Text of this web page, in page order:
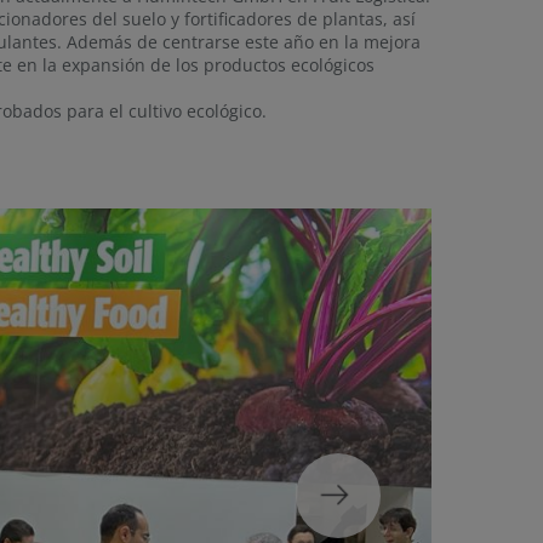
del suelo y fortificadores de plantas, así
Además de centrarse este año en la mejora
la expansión de los productos ecológicos
para el cultivo ecológico.